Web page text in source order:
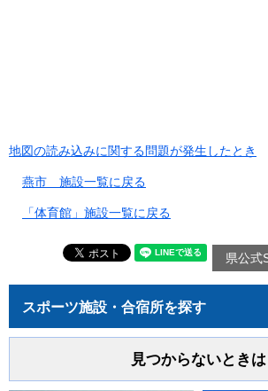
地図の読み込みに関する問題が発生したとき
燕市 施設一覧に戻る
「体育館」施設一覧に戻る
県公式
スポーツ施設・合宿所を探す
見つからないときは